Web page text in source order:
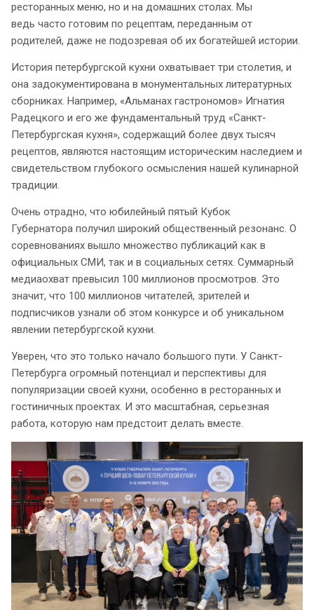
ресторанных меню, но и на домашних столах. Мы
ведь часто готовим по рецептам, переданным от
родителей, даже не подозревая об их богатейшей истории.
История петербургской кухни охватывает три столетия, и
она задокументирована в монументальных литературных
сборниках. Например, «Альманах гастрономов» Игнатия
Радецкого и его же фундаментальный труд «Санкт-
Петербургская кухня», содержащий более двух тысяч
рецептов, являются настоящим историческим наследием и
свидетельством глубокого осмысления нашей кулинарной
традиции.
Очень отрадно, что юбилейный пятый Кубок
Губернатора получил широкий общественный резонанс. О
соревнованиях вышло множество публикаций как в
официальных СМИ, так и в социальных сетях. Суммарный
медиаохват превысил 100 миллионов просмотров. Это
значит, что 100 миллионов читателей, зрителей и
подписчиков узнали об этом конкурсе и об уникальном
явлении петербургской кухни.
Уверен, что это только начало большого пути. У Санкт-
Петербурга огромный потенциал и перспективы для
популяризации своей кухни, особенно в ресторанных и
гостиничных проектах. И это масштабная, серьезная
работа, которую нам предстоит делать вместе.